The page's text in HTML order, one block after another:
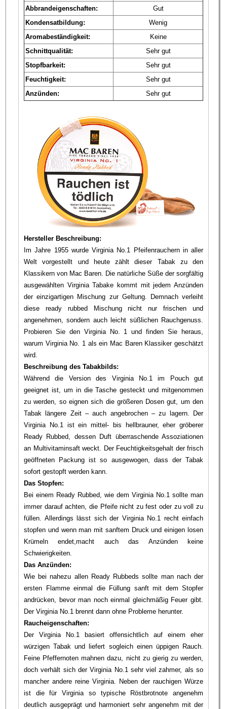
Abbrandeigenschaften:
Gut
Kondensatbildung:
Wenig
Aromabeständigkeit:
Keine
Schnittqualität:
Sehr gut
Stopfbarkeit:
Sehr gut
Feuchtigkeit:
Sehr gut
Anzünden:
Sehr gut
Hersteller Beschreibung:
Im Jahre 1955 wurde Virginia No.1 Pfeifenrauchern in aller
Welt vorgestellt und heute zählt dieser Tabak zu den
Klassikern von Mac Baren. Die natürliche Süße der sorgfältig
ausgewählten Virginia Tabake kommt mit jedem Anzünden
der einzigartigen Mischung zur Geltung. Demnach verleiht
diese ready rubbed Mischung nicht nur frischen und
angenehmen, sondern auch leicht süßlichen Rauchgenuss.
Probieren Sie den Virginia No. 1 und finden Sie heraus,
warum Virginia No. 1 als ein Mac Baren Klassiker geschätzt
wird.
Beschreibung des Tabakbilds:
Während die Version des Virginia No.1 im Pouch gut
geeignet ist, um in die Tasche gesteckt und mitgenommen
zu werden, so eignen sich die größeren Dosen gut, um den
Tabak längere Zeit – auch angebrochen – zu lagern. Der
Virginia No.1 ist ein mittel- bis hellbrauner, eher gröberer
Ready Rubbed, dessen Duft überraschende Assoziationen
an Multivitaminsaft weckt. Der Feuchtigkeitsgehalt der frisch
geöffneten Packung ist so ausgewogen, dass der Tabak
sofort gestopft werden kann.
Das Stopfen:
Bei einem Ready Rubbed, wie dem Virginia No.1 sollte man
immer darauf achten, die Pfeife nicht zu fest oder zu voll zu
füllen. Allerdings lässt sich der Virginia No.1 recht einfach
stopfen und wenn man mit sanftem Druck und einigen losen
Krümeln endet,macht auch das Anzünden keine
Schwierigkeiten.
Das Anzünden:
Wie bei nahezu allen Ready Rubbeds sollte man nach der
ersten Flamme einmal die Füllung sanft mit dem Stopfer
andrücken, bevor man noch einmal gleichmäßig Feuer gibt.
Der Virginia No.1 brennt dann ohne Probleme herunter.
Raucheigenschaften:
Der Virginia No.1 basiert offensichtlich auf einem eher
würzigen Tabak und liefert sogleich einen üppigen Rauch.
Feine Pfeffernoten mahnen dazu, nicht zu gierig zu werden,
doch verhält sich der Virginia No.1 sehr viel zahmer, als so
mancher andere reine Virginia. Neben der rauchigen Würze
ist die für Virginia so typische Röstbrotnote angenehm
deutlich ausgeprägt und harmoniert sehr angenehm mit der